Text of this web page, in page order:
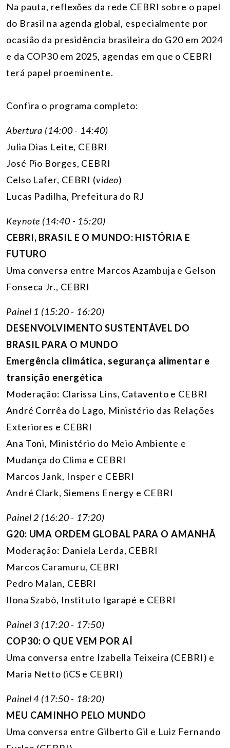
Na pauta, reflexões da rede CEBRI sobre o papel
do Brasil na agenda global, especialmente por
ocasião da presidência brasileira do G20 em 2024
e da COP30 em 2025, agendas em que o CEBRI
terá papel proeminente.
Confira o programa completo:
Abertura (14:00 - 14:40)
Julia Dias Leite, CEBRI
José Pio Borges, CEBRI
Celso Lafer, CEBRI (video)
Lucas Padilha, Prefeitura do RJ
Keynote (14:40 - 15:20)
CEBRI, BRASIL E O MUNDO: HISTÓRIA E
FUTURO
Uma conversa entre Marcos Azambuja e Gelson
Fonseca Jr., CEBRI
Painel 1 (15:20 - 16:20)
DESENVOLVIMENTO SUSTENTÁVEL DO
BRASIL PARA O MUNDO
Emergência climática, segurança alimentar e
transição energética
Moderação: Clarissa Lins, Catavento e CEBRI
André Corrêa do Lago, Ministério das Relações
Exteriores e CEBRI
Ana Toni, Ministério do Meio Ambiente e
Mudança do Clima e CEBRI
Marcos Jank, Insper e CEBRI
André Clark, Siemens Energy e CEBRI
Painel 2 (16:20 - 17:20)
G20: UMA ORDEM GLOBAL PARA O AMANHÃ
Moderação: Daniela Lerda, CEBRI
Marcos Caramuru, CEBRI
Pedro Malan, CEBRI
Ilona Szabó, Instituto Igarapé e CEBRI
Painel 3 (17:20 - 17:50)
COP30: O QUE VEM POR AÍ
Uma conversa entre Izabella Teixeira (CEBRI) e
Maria Netto (iCS e CEBRI)
Painel 4 (17:50 - 18:20)
MEU CAMINHO PELO MUNDO
Uma conversa entre Gilberto Gil e Luiz Fernando